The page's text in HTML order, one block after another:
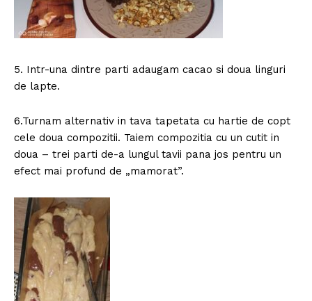
5. Intr-una dintre parti adaugam cacao si doua linguri
de lapte.
6.Turnam alternativ in tava tapetata cu hartie de copt
cele doua compozitii. Taiem compozitia cu un cutit in
doua – trei parti de-a lungul tavii pana jos pentru un
efect mai profund de „mamorat”.